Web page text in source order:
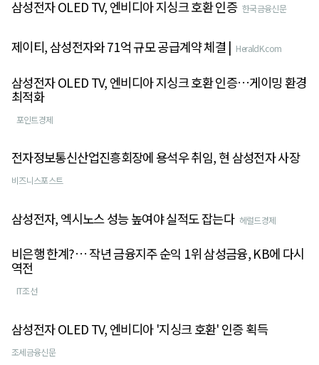
삼성전자 OLED TV, 엔비디아 지싱크 호환 인증 한국금융신문
제이티, 삼성전자와 71억 규모 공급계약 체결 | HeraldK.com
삼성전자 OLED TV, 엔비디아 지싱크 호환 인증…게이밍 환경
최적화
포인트경제
전자정보통신산업진흥회장에 용석우 취임, 현 삼성전자 사장
비즈니스포스트
삼성전자, 엑시노스 성능 높여야 실적도 잡는다 헤럴드경제
비은행 한계?… 작년 금융지주 순익 1위 삼성금융, KB에 다시
역전
IT조선
삼성전자 OLED TV, 엔비디아 '지싱크 호환' 인증 획득
조세금융신문